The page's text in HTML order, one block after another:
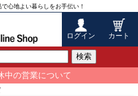
心地よい暮らしをお手伝い！
ログイン カート
検索
中の営業について